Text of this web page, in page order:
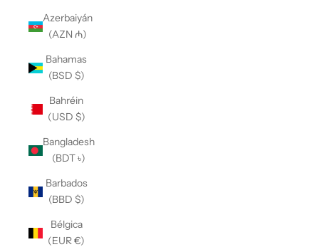
Azerbaiyán
(AZN ₼)
Bahamas
(BSD $)
Bahréin
(USD $)
Bangladesh
(BDT ৳)
Barbados
(BBD $)
Bélgica
(EUR €)